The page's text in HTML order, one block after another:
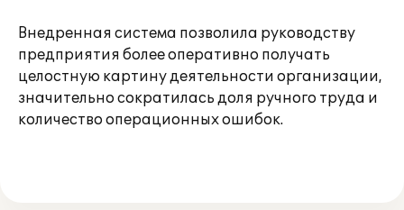
Внедренная система позволила руководству
предприятия более оперативно получать
целостную картину деятельности организации,
значительно сократилась доля ручного труда и
количество операционных ошибок.